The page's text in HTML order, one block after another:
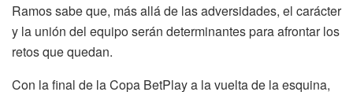
Ramos sabe que, más allá de las adversidades, el carácter
y la unión del equipo serán determinantes para afrontar los
retos que quedan.
Con la final de la Copa BetPlay a la vuelta de la esquina,